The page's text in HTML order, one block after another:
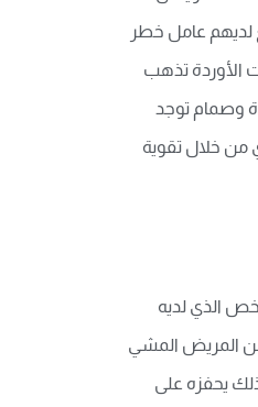
التزموا برياضة المشي لمدة 30 دقيقة أسبوعياً 5 مرات يومياً تراجع لديهم عامل خطر
تشوهات الأوردة تذهب
وصمام توجد
من خلال تقوية
الذي لديه
من المريض المشي
يحفزه على